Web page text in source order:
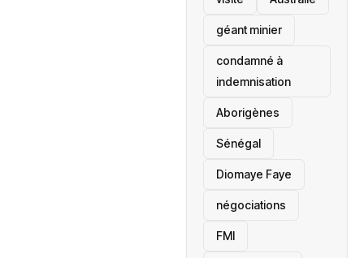
géant minier
condamné à
indemnisation
Aborigènes
Sénégal
Diomaye Faye
négociations
FMI